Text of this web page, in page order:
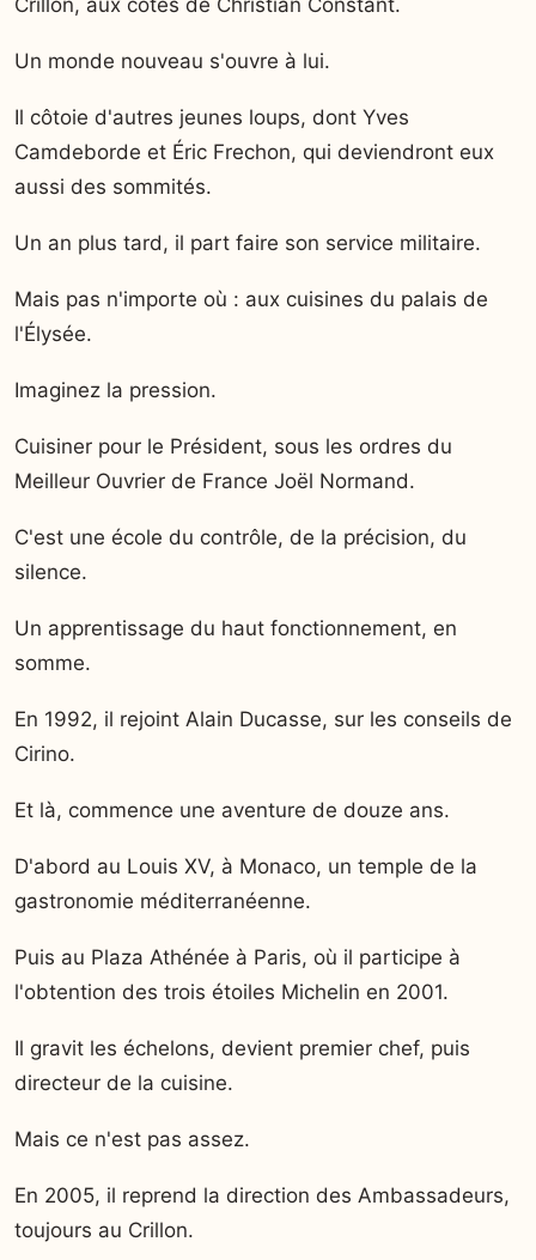
Un monde nouveau s'ouvre à lui.
Il côtoie d'autres jeunes loups, dont Yves
Camdeborde et Éric Frechon, qui deviendront eux
aussi des sommités.
Un an plus tard, il part faire son service militaire.
Mais pas n'importe où : aux cuisines du palais de
l'Élysée.
Imaginez la pression.
Cuisiner pour le Président, sous les ordres du
Meilleur Ouvrier de France Joël Normand.
C'est une école du contrôle, de la précision, du
silence.
Un apprentissage du haut fonctionnement, en
somme.
En 1992, il rejoint Alain Ducasse, sur les conseils de
Cirino.
Et là, commence une aventure de douze ans.
D'abord au Louis XV, à Monaco, un temple de la
gastronomie méditerranéenne.
Puis au Plaza Athénée à Paris, où il participe à
l'obtention des trois étoiles Michelin en 2001.
Il gravit les échelons, devient premier chef, puis
directeur de la cuisine.
Mais ce n'est pas assez.
En 2005, il reprend la direction des Ambassadeurs,
toujours au Crillon.